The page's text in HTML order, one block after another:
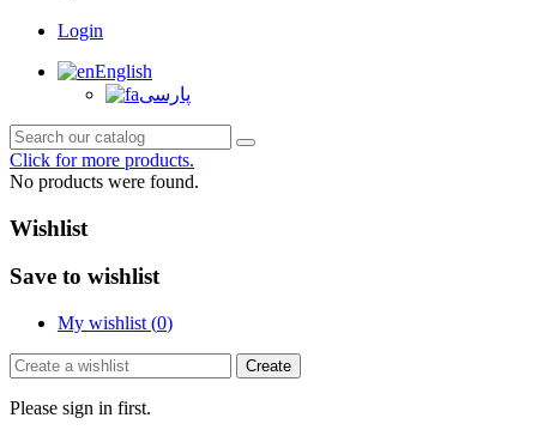
Login
English
پارسی
Click for more products.
No products were found.
Wishlist
Save to wishlist
My wishlist (0)
Create
Please sign in first.